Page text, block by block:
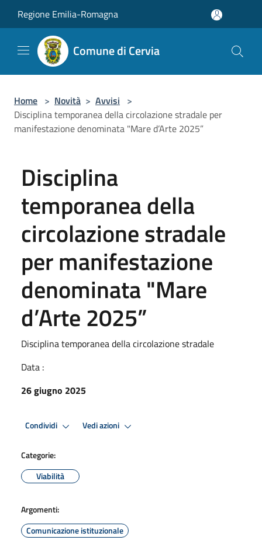
Regione Emilia-Romagna
Comune di Cervia
Home > Novità > Avvisi >
Disciplina temporanea della circolazione stradale per
manifestazione denominata "Mare d’Arte 2025”
Disciplina
temporanea della
circolazione stradale
per manifestazione
denominata "Mare
d’Arte 2025”
Disciplina temporanea della circolazione stradale
Data :
26 giugno 2025
Condividi Vedi azioni
Categorie:
Viabilità
Argomenti:
Comunicazione istituzionale